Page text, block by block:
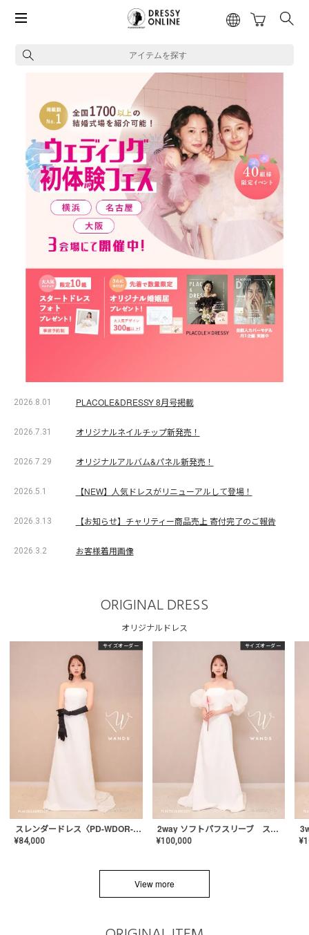
アイテムを探す
2026.8.01 PLACOLE&DRESSY 8月号掲載
2026.7.31 オリジナルネイルチップ新発売！
2026.7.29 オリジナルアルバム&パネル新発売！
2026.5.1 【NEW】人気ドレスがリニューアルして登場！
2026.3.13 【お知らせ】チャリティー商品売上 寄付完了のご報告
2026.3.2 お客様着用画像
ORIGINAL DRESS
オリジナルドレス
サイズオーダー
スレンダードレス〈PD-WDOR-2110〉
¥84,000
サイズオーダー
2way ソフトパフスリーブ スレンダードレス〈PD-WDOR-2112〉
¥100,000 ¥
View more